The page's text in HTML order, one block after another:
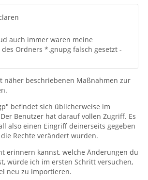
auch immer waren meine
Ordners *.gnupg falsch gesetzt -
näher beschriebenen Maßnahmen zur
befindet sich üblicherweise im
Benutzer hat darauf vollen Zugriff. Es
also einen Eingriff deinerseits gegeben
Rechte verändert wurden.
erinnern kannst, welche Änderungen du
würde ich im ersten Schritt versuchen,
neu zu importieren.